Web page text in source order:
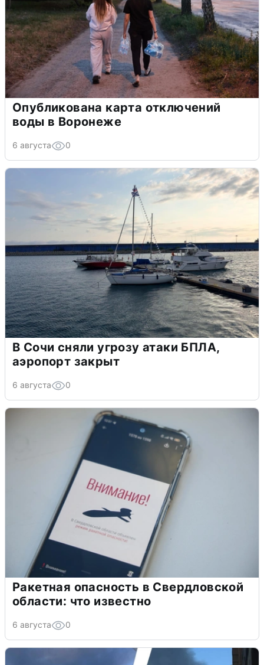
Опубликована карта отключений
воды в Воронеже
6 августа 0
В Сочи сняли угрозу атаки БПЛА,
аэропорт закрыт
6 августа 0
Ракетная опасность в Свердловской
области: что известно
6 августа 0